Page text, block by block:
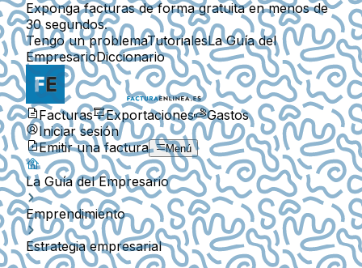
Exponga facturas de forma gratuita en menos de
30 segundos.
Tengo un problemaTutorialesLa Guía del
EmpresarioDiccionario
Facturas Exportaciones
Gastos
Iniciar sesión
Emitir una factura
Menú
La Guía del Empresario
Emprendimiento
Estrategia empresarial